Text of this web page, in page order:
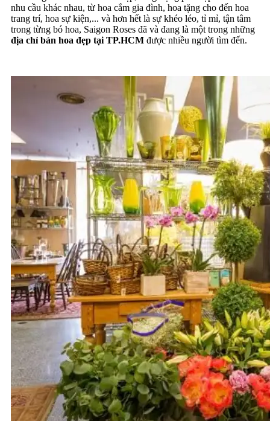
nhu cầu khác nhau, từ hoa cắm gia đình, hoa tặng cho đến hoa
trang trí, hoa sự kiện,... và hơn hết là sự khéo léo, tỉ mỉ, tận tâm
trong từng bó hoa, Saigon Roses đã và đang là một trong những
địa chỉ bán hoa đẹp tại TP.HCM được nhiều người tìm đến.